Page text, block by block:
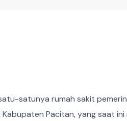
satunya rumah sakit
Pacitan, yang saat